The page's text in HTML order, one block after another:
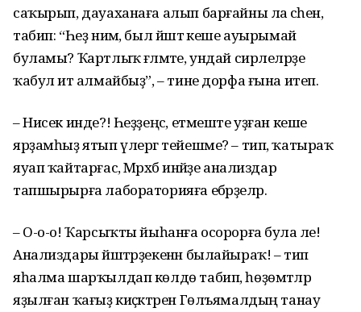
саҡырып, дауаханаға алып барғайны ла әсәһен,
табип: “Һеҙ нимә, был йәштә кеше ауырымай
буламы? Ҡартлыҡ ғәләмәте, ундай сирлеләрҙе
ҡабул итә алмайбыҙ”, – тине дорфа ғына итеп.
– Нисек инде?! Һеҙҙеңсә, етмеште уҙған кеше
ярҙамһыҙ ятып үлергә тейешме? – тип, ҡатыраҡ
яуап ҡайтарғас, Мәрхәбә инәйҙе анализдар
тапшырырға лабораторияға ебәрҙеләр.
– О-о-о! Ҡарсыҡты йыһанға осорорға була әле!
Анализдары йәштәрҙекенән былайыраҡ! – тип
яһалма шарҡылдап көлдө табип, һөҙөмтәләр
яҙылған ҡағыҙ киҫәктәрен Гөлъямалдың танау